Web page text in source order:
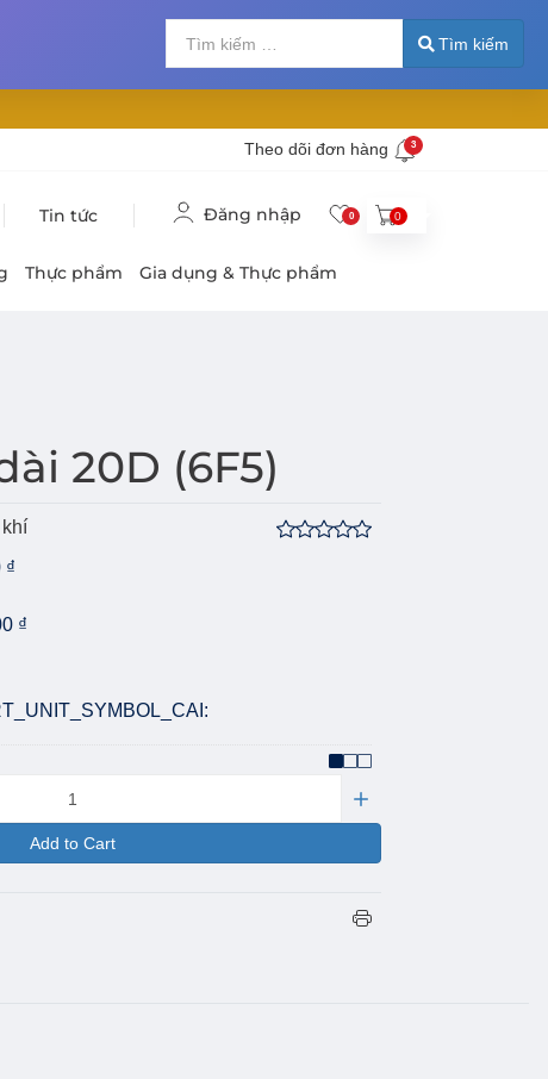
Nhập 2 hoặc
Tìm kiếm
Theo dõi đơn hàng 3
Tin tức Đăng nhập 0 0
Thực phẩm Gia dụng & Thực phẩm
20D (6F5)
₫
₫
Add to Cart